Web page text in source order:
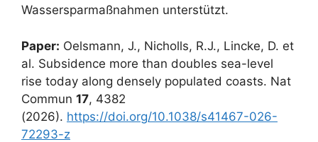
Wassersparmaßnahmen unterstützt.
Paper: Oelsmann, J., Nicholls, R.J., Lincke, D. et
al. Subsidence more than doubles sea-level
rise today along densely populated coasts. Nat
Commun 17, 4382
(2026). https://doi.org/10.1038/s41467-026-
72293-z